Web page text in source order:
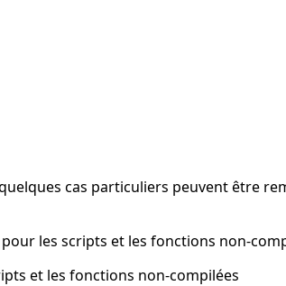
cas particuliers peuvent être
pour les scripts et les fonctions non-
et les fonctions non-compilées